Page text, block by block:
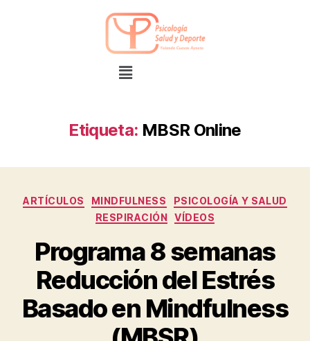
Etiqueta: MBSR Online
ARTÍCULOS MINDFULNESS
PSICOLOGÍA Y SALUD
RESPIRACIÓN
VÍDEOS
Programa 8 semanas
Reducción del Estrés
Basado en Mindfulness